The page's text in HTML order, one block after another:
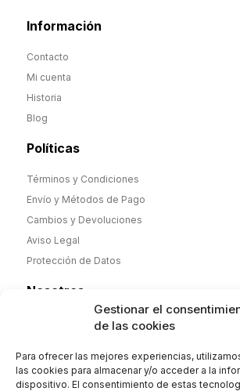
Gestionar el
de las cookies
Para ofrecer las mejores experiencias,
las cookies para almacenar y/o acceder a la
dispositivo. El consentimiento de estas
Información
Contacto
Mi cuenta
Historia
Blog
Políticas
Términos y Condiciones
Envío y Métodos de Pago
Cambios y Devoluciones
Aviso Legal
Protección de Datos
Nosotros
Desde noviembre de 2025 nueva dirección y
100% algodón de fabricación española y
Envío 2-4 días. Orgullosos de nuestra historia